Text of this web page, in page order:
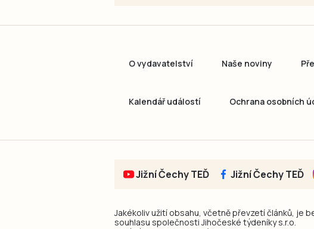
O vydavatelství Naše noviny
Kalendář událostí Ochrana osobních
Jižní Čechy TEĎ Jižní Čechy TEĎ
Jakékoliv užití obsahu, včetně převzetí článků, je
souhlasu společnosti Jihočeské týdeníky s.r.o.